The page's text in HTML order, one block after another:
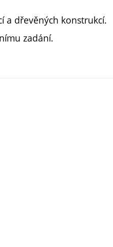
a dřevěných konstrukcí.
zadání.